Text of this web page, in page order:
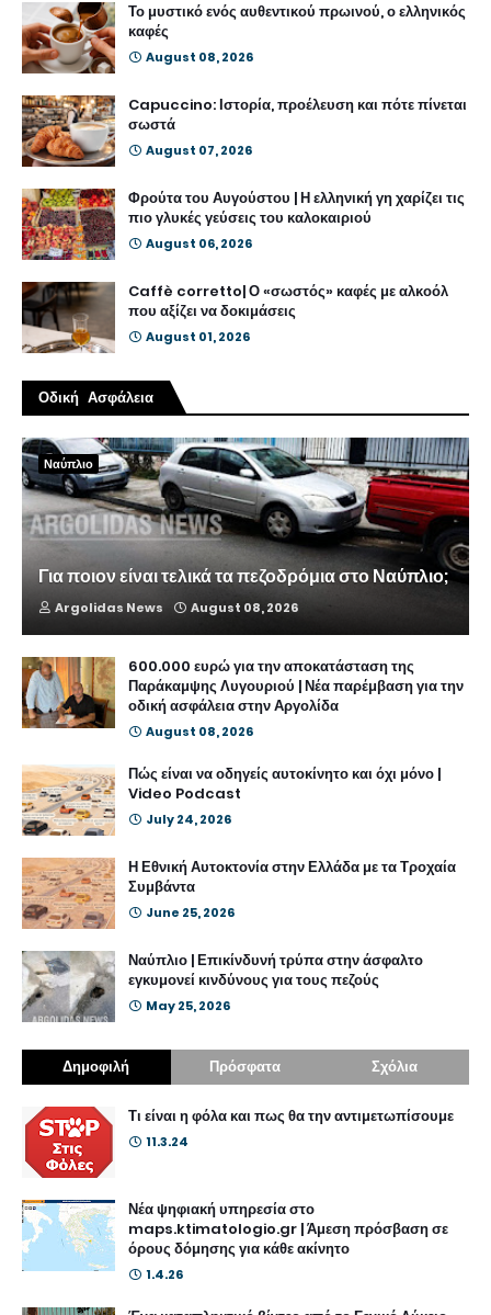
Το μυστικό ενός αυθεντικού πρωινού, ο ελληνικός
καφές
August 08, 2026
Capuccino: Ιστορία, προέλευση και πότε πίνεται
σωστά
August 07, 2026
Φρούτα του Αυγούστου | Η ελληνική γη χαρίζει τις
πιο γλυκές γεύσεις του καλοκαιριού
August 06, 2026
Caffè corretto| Ο «σωστός» καφές με αλκοόλ
που αξίζει να δοκιμάσεις
August 01, 2026
Οδική Ασφάλεια
Ναύπλιο
Για ποιον είναι τελικά τα πεζοδρόμια στο Ναύπλιο;
Argolidas News August 08, 2026
600.000 ευρώ για την αποκατάσταση της
Παράκαμψης Λυγουριού | Νέα παρέμβαση για την
οδική ασφάλεια στην Αργολίδα
August 08, 2026
Πώς είναι να οδηγείς αυτοκίνητο και όχι μόνο |
Video Podcast
July 24, 2026
Η Εθνική Αυτοκτονία στην Ελλάδα με τα Τροχαία
Συμβάντα
June 25, 2026
Ναύπλιο | Επικίνδυνή τρύπα στην άσφαλτο
εγκυμονεί κινδύνους για τους πεζούς
May 25, 2026
Δημοφιλή Πρόσφατα Σχόλια
Τι είναι η φόλα και πως θα την αντιμετωπίσουμε
11.3.24
Νέα ψηφιακή υπηρεσία στο
maps.ktimatologio.gr | Άμεση πρόσβαση σε
όρους δόμησης για κάθε ακίνητο
1.4.26